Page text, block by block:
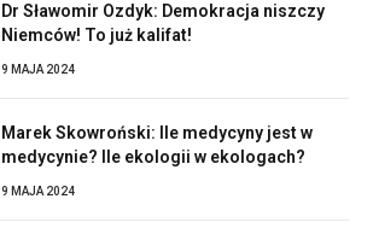
Dr Sławomir Ozdyk: Demokracja niszczy
Niemców! To już kalifat!
9 MAJA 2024
Marek Skowroński: Ile medycyny jest w
medycynie? Ile ekologii w ekologach?
9 MAJA 2024